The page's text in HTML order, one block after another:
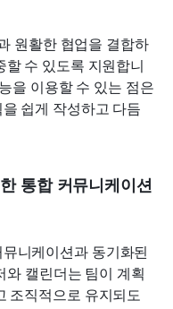
원활한 협업을 결합하
수 있도록 지원합니
을 이용할 수 있는 점은
쉽게 작성하고 다듬
통합 커뮤니케이션
니케이션과 동기화된
캘린더는 팀이 계획
조직적으로 유지되도